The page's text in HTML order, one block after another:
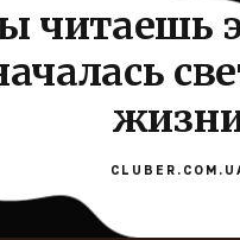
читаешь